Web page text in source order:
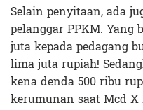
Selain penyitaan, ada
pelanggar PPKM.
juta kepada pedagang
lima juta rupiah!
kena denda 500 ribu
kerumunan saat Mcd